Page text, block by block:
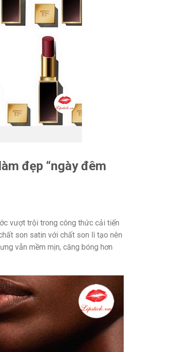
đẹp “ngày đêm
vượt trội trong công thức cải tiến
son satin với chất son lì tạo nên
vẫn mềm mịn, căng bóng hơn